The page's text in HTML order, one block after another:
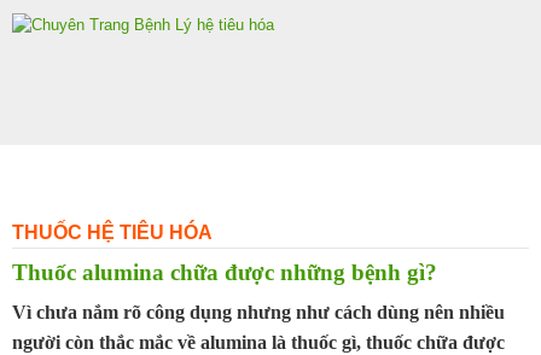
Skip
THUỐC HỆ TIÊU HÓA
Thuốc alumina chữa được những bệnh gì?
Vì chưa nắm rõ công dụng nhưng như cách dùng nên nhiều
người còn thắc mắc về alumina là thuốc gì, thuốc chữa được